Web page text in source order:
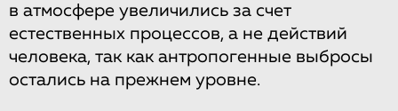
в атмосфере увеличились за счет
естественных процессов, а не действий
человека, так как антропогенные выбросы
остались на прежнем уровне.